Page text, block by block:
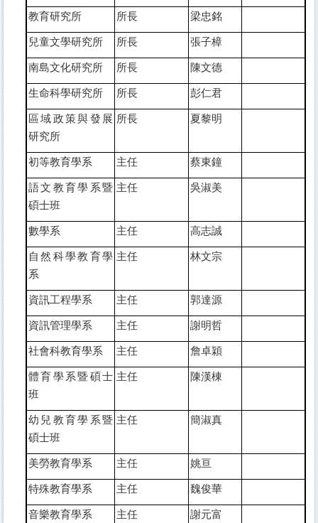
教育研究所 所長
梁忠銘
兒童文學研究所
所長
張子樟
南島文化研究所
所長
陳文德
生命科學研究所
所長
彭仁君
區域政策與發展
研究所
所長 夏黎明
初等教育學系 主任
蔡東鐘
語文教育學系暨
碩士班
主任 吳淑美
數學系 主任
高志誠
自然科學教育學
系
主任 林文宗
資訊工程學系 主任
郭達源
資訊管理學系
主任
謝明哲
社會科教育學系
主任
詹卓穎
體育學系暨碩士
班
主任 陳漢棟
幼兒教育學系暨
碩士班
主任 簡淑真
美勞教育學系 主任 姚亘
特殊教育學系 主任
魏俊華
音樂教育學系
主任
謝元富